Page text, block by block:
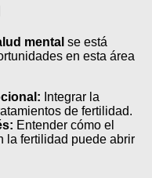
mental se está
en esta área
Integrar la
de fertilidad.
Entender cómo el
la fertilidad puede abrir